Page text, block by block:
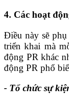
4. Các hoạt
Điều này sẽ
triển khai mà
động PR khác
động PR phổ
- Tổ chức sự